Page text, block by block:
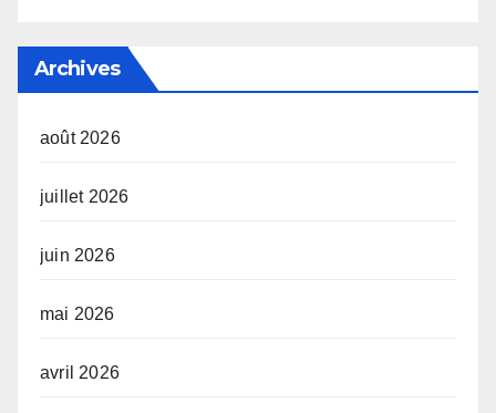
Archives
août 2026
juillet 2026
juin 2026
mai 2026
avril 2026